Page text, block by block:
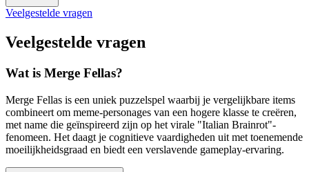
Veelgestelde vragen
Veelgestelde vragen
Wat is Merge Fellas?
Merge Fellas is een uniek puzzelspel waarbij je vergelijkbare items
combineert om meme-personages van een hogere klasse te creëren,
met name die geïnspireerd zijn op het virale "Italian Brainrot"-
fenomeen. Het daagt je cognitieve vaardigheden uit met toenemende
moeilijkheidsgraad en biedt een verslavende gameplay-ervaring.